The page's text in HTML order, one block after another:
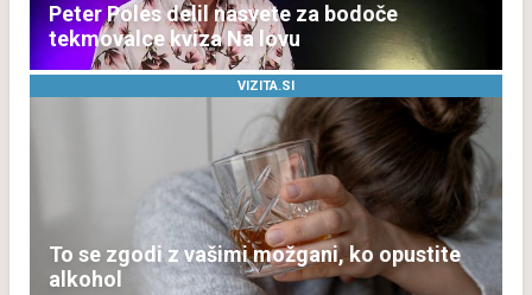
Peter Poles delil nasvete za bodoče
tekmovalce kviza Na lovu
VIZITA.SI
To se zgodi z vašimi možgani, ko opustite
alkohol